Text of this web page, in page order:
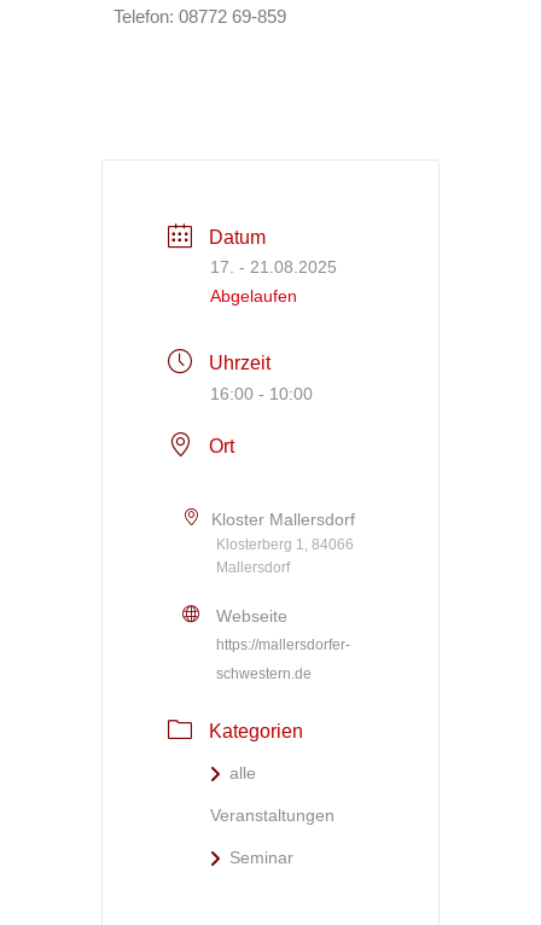
Telefon: 08772 69-859
Datum
17. - 21.08.2025
Abgelaufen
Uhrzeit
16:00 - 10:00
Ort
Kloster Mallersdorf
Klosterberg 1, 84066
Mallersdorf
Webseite
https://mallersdorfer-
schwestern.de
Kategorien
alle
Veranstaltungen
Seminar